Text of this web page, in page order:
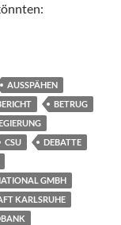
AUSSPÄHEN
BETRUG
CSU
DEBATTE
GMBH
KARLSRUHE